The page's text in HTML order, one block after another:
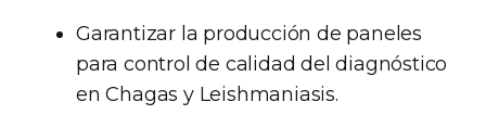
Garantizar la producción de paneles
para control de calidad del diagnóstico
en Chagas y Leishmaniasis.